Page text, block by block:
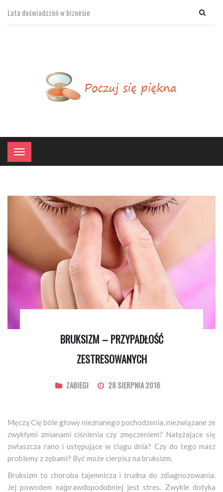
Lata doświadczeń w biznesie ×
Menu
BRUKSIZM – PRZYPADŁOŚĆ
ZESTRESOWANYCH
ZABIEGI 28 SIERPNIA 2016
Męczą Cię bóle głowy nieznanego pochodzenia, niezwiązane ze
zwykłymi zmianami ciśnienia czy zmęczeniem? Natężające się
zwłaszcza rano i ustępujące w ciągu dnia? Czy do tego masz
problemy z zębami? Być może cierpisz na bruksizm.
Bruksizm to choroba tajemnicza i trudna do zdiagnozowania.
Jej powodem najprawdopodobniej jest stres. Zwykle dotyka